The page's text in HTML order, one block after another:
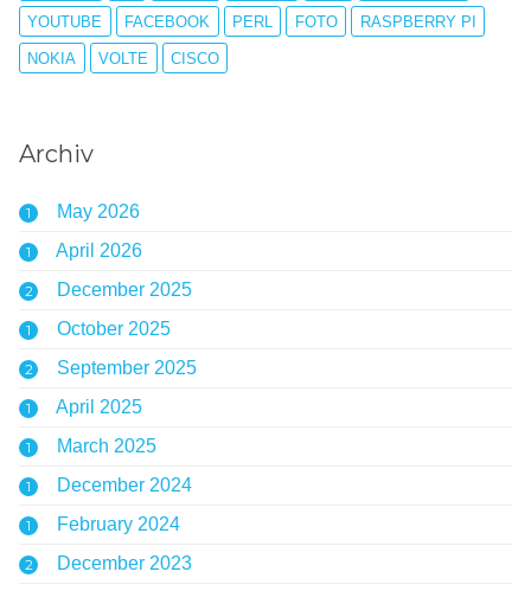
YOUTUBE FACEBOOK PERL FOTO RASPBERRY PI
NOKIA VOLTE CISCO
Archiv
1 May 2026
1 April 2026
2 December 2025
1 October 2025
2 September 2025
1 April 2025
1 March 2025
1 December 2024
1 February 2024
2 December 2023